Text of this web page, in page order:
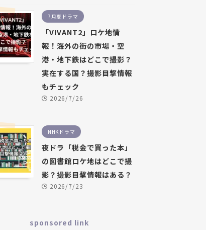
7月夏ドラマ
「VIVANT2」ロケ地情
報！海外の街の市場・空
港・地下鉄はどこで撮影？
実在する国？撮影目撃情報
もチェック
2026/7/26
NHKドラマ
夜ドラ「税金で買った本」
の図書館ロケ地はどこで撮
影？撮影目撃情報はある？
2026/7/23
sponsored link